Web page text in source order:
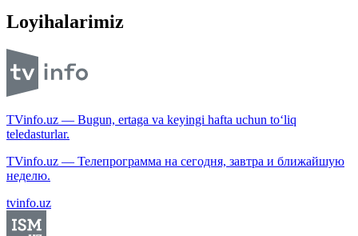
Loyihalarimiz
TVinfo.uz — Bugun, ertaga va keyingi hafta uchun to‘liq
teledasturlar.
TVinfo.uz — Телепрограмма на сегодня, завтра и ближайшую
неделю.
tvinfo.uz